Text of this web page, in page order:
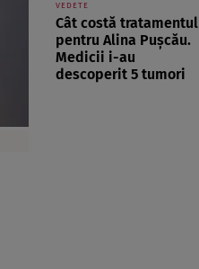
VEDETE
Cât costă tratamentul
pentru Alina Pușcău.
Medicii i-au
descoperit 5 tumori